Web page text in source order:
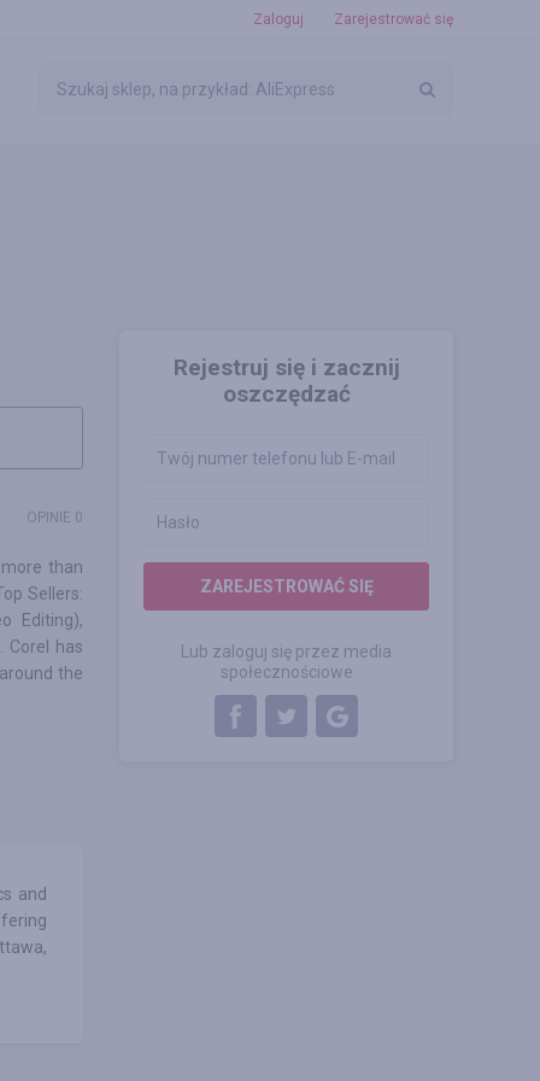
Zaloguj Zarejestrować się
Rejestruj się i zacznij
oszczędzać
ZAREJESTROWAĆ SIĘ
Lub zaloguj się przez media
społecznościowe
OPINIE 0
than
Sellers:
Editing),
Corel has
the
and